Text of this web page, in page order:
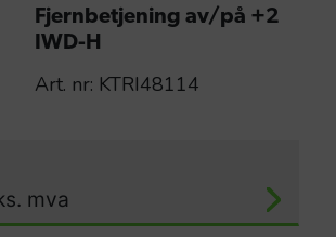
Fjernbetjening av/på +2
IWD-H
Art. nr: KTRI48114
mva